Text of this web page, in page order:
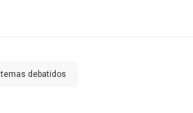
debatidos